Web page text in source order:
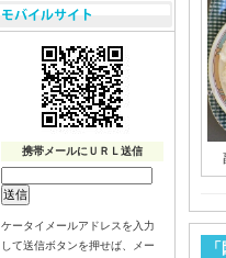
携帯メールにＵＲＬ送信
ケータイメールアドレスを入力
して送信ボタンを押せば、メー